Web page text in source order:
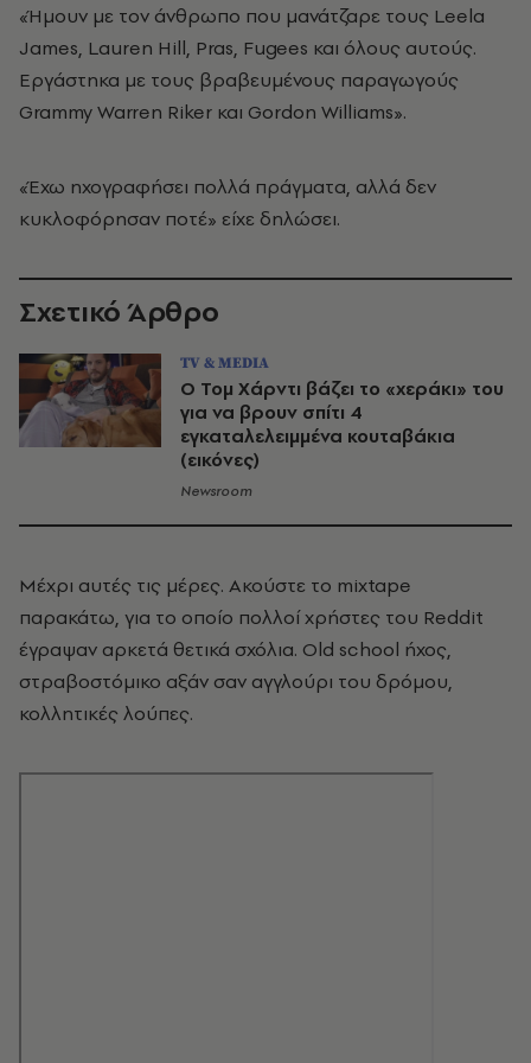
«Ήμουν με τον άνθρωπο που μανάτζαρε τους Leela
James, Lauren Hill, Pras, Fugees και όλους αυτούς.
Εργάστηκα με τους βραβευμένους παραγωγούς
Grammy Warren Riker και Gordon Williams».
«Έχω ηχογραφήσει πολλά πράγματα, αλλά δεν
κυκλοφόρησαν ποτέ» είχε δηλώσει.
Σχετικό Άρθρο
TV & MEDIA
Ο Τομ Χάρντι βάζει το «χεράκι» του
για να βρουν σπίτι 4
εγκαταλελειμμένα κουταβάκια
(εικόνες)
Newsroom
Μέχρι αυτές τις μέρες. Ακούστε το mixtape
παρακάτω, για το οποίο πολλοί χρήστες του Reddit
έγραψαν αρκετά θετικά σχόλια. Old school ήχος,
στραβοστόμικο αξάν σαν αγγλούρι του δρόμου,
κολλητικές λούπες.